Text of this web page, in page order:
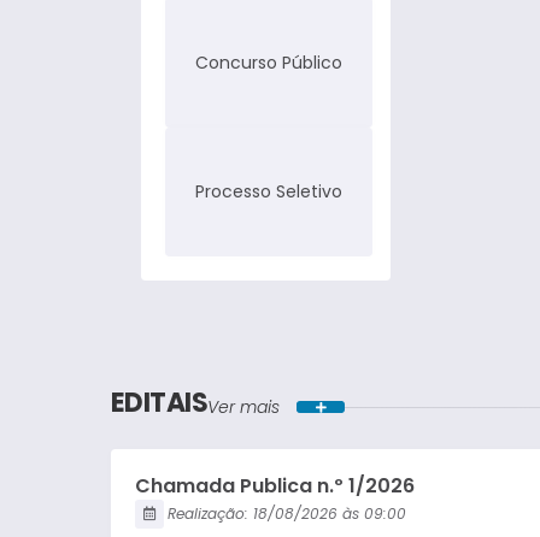
Concurso Público
Processo Seletivo
EDITAISVer mais
Chamada Publica n.º 1/2026
Realização: 18/08/2026
09:00